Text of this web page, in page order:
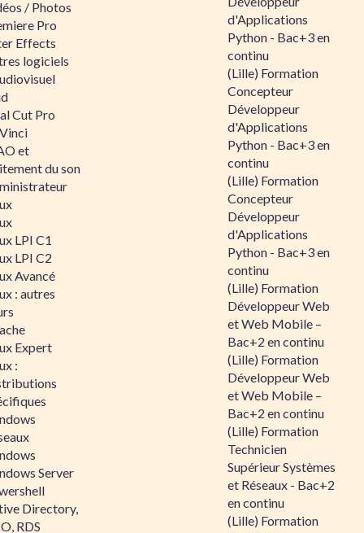
/ Photos
Pro
Effects
logiciels
Cut Pro
et
du son
LPI C1
LPI C2
Avancé
: autres
Expert
:
Server
Directory,
RDS
d'Applications
Python - Bac+3 en
continu
(Lille) Formation
Concepteur
Développeur
d'Applications
Python - Bac+3 en
continu
(Lille) Formation
Concepteur
Développeur
d'Applications
Python - Bac+3 en
continu
(Lille) Formation
Développeur Web
et Web Mobile –
Bac+2 en continu
(Lille) Formation
Développeur Web
et Web Mobile –
Bac+2 en continu
(Lille) Formation
Technicien
Supérieur Systèmes
et Réseaux - Bac+2
en continu
(Lille) Formation